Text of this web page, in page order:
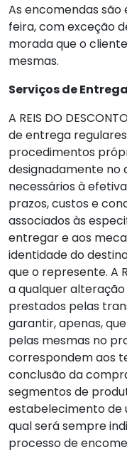
As encomendas
feira, com exceção
morada que o
mesmas.
Serviços de Entrega
A REIS DO
de entrega
procedimentos
designadamente no
necessários à
prazos, custos e
associados às
entregar e aos
identidade do
que o represente. A
a qualquer
prestados pelas
garantir, apenas,
pelas mesmas no
correspondem aos
conclusão da
segmentos de
estabelecimento de
qual será sempre
processo de